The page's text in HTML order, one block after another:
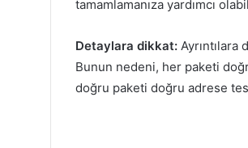
tamamlamanıza yardımcı
Detaylara dikkat:
Bunun nedeni, her paketi
doğru paketi doğru adrese